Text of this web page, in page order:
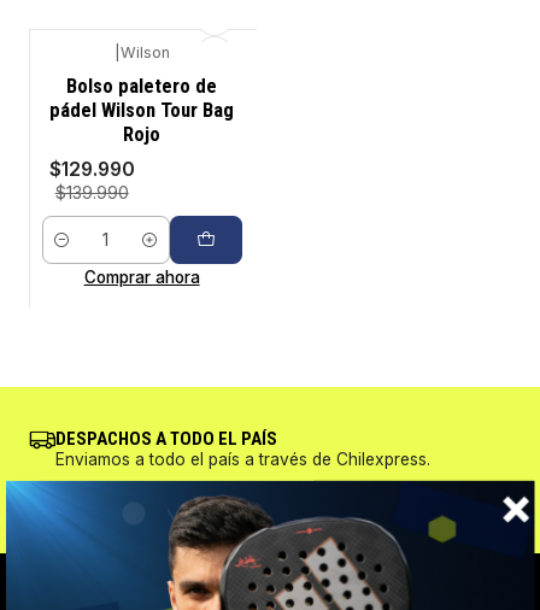
-7%
Wilson
Bolso paletero de
pádel Wilson Tour Bag
Rojo
$129.990
$139.990
Cantidad
Comprar ahora
DESPACHOS A TODO EL PAÍS
Enviamos a todo el país a través de Chilexpress.